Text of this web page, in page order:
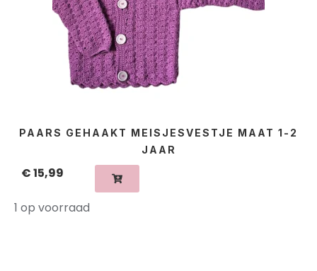
PAARS GEHAAKT MEISJESVESTJE MAAT 1-2
JAAR
€15,99
1 op voorraad